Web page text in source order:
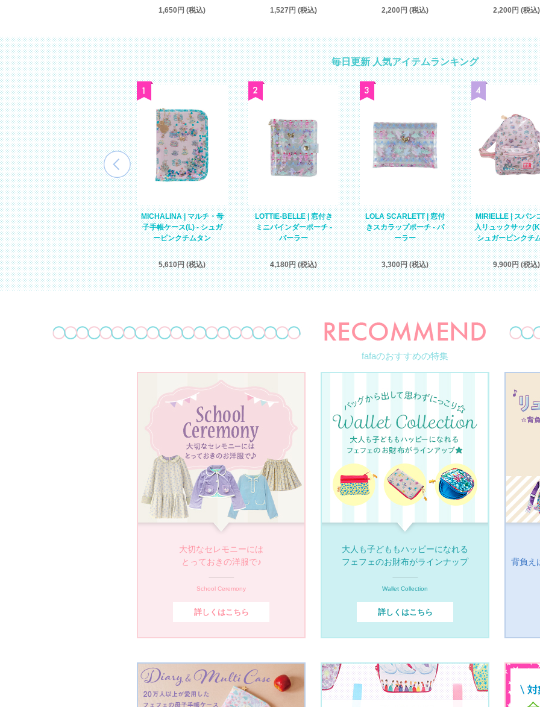
1,650円 (税込)
1,527円 (税込) 2,200円 (税込)
2,200円 (税込)
毎日更新 人気アイテムランキング
MIRIELLE | スパンコール
入リュックサック(KIDS) -
ミントユニコーン
9,350円 (税込)
MICHALINA | マルチ・母
子手帳ケース(L) - シュガ
ーピンクチムタン
5,610円 (税込)
LOTTIE-BELLE | 窓付き
ミニバインダーポーチ -
パーラー
4,180円 (税込)
LOLA SCARLETT | 窓付
きスカラップポーチ - パ
ーラー
3,300円 (税込)
MIRIELLE | スパン
入リュックサック
シュガーピンクチ
9,900円 (税込)
fafaのおすすめの特集
大切なセレモニーには
とっておきの洋服で♪
School Ceremony
詳しくはこちら
大人も子どももハッピーになれる
フェフェのお財布がラインナップ
Wallet Collection
詳しくはこちら
背負え